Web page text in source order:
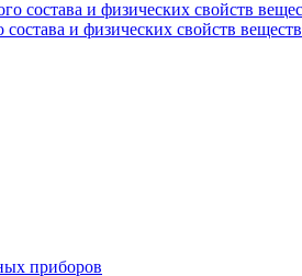
и физических свойств веществ